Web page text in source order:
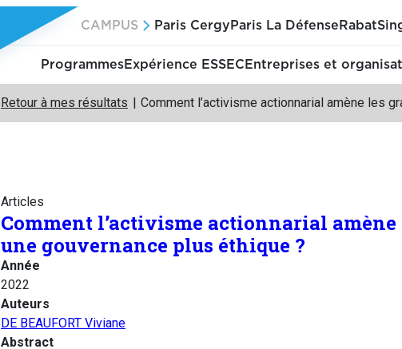
CAMPUS Paris Cergy Paris La Défense Rabat
ProgrammesExpérience ESSEC Entreprises et
Retour à mes résultats Comment l’activisme actionnarial amène les
Articles
Comment l’activisme actionnarial
une gouvernance plus éthique ?
Année
2022
Auteurs
DE BEAUFORT Viviane
Abstract